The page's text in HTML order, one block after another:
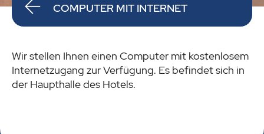
COMPUTER MIT INTERNET
Wir stellen Ihnen einen Computer mit kostenlosem
Internetzugang zur Verfügung. Es befindet sich in
der Haupthalle des Hotels.